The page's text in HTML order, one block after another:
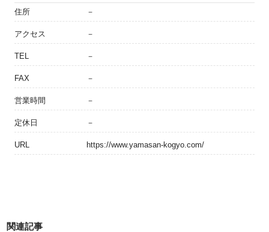
住所 －
アクセス －
TEL －
FAX －
営業時間 －
定休日 －
URL https://www.yamasan-kogyo.com/
関連記事